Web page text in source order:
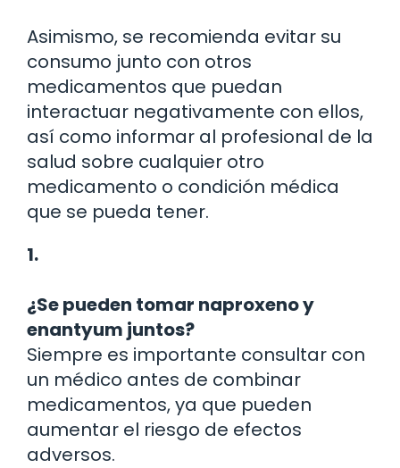
Asimismo, se recomienda evitar su
consumo junto con otros
medicamentos que puedan
interactuar negativamente con ellos,
así como informar al profesional de la
salud sobre cualquier otro
medicamento o condición médica
que se pueda tener.
1.
¿Se pueden tomar naproxeno y
enantyum juntos?
Siempre es importante consultar con
un médico antes de combinar
medicamentos, ya que pueden
aumentar el riesgo de efectos
adversos.